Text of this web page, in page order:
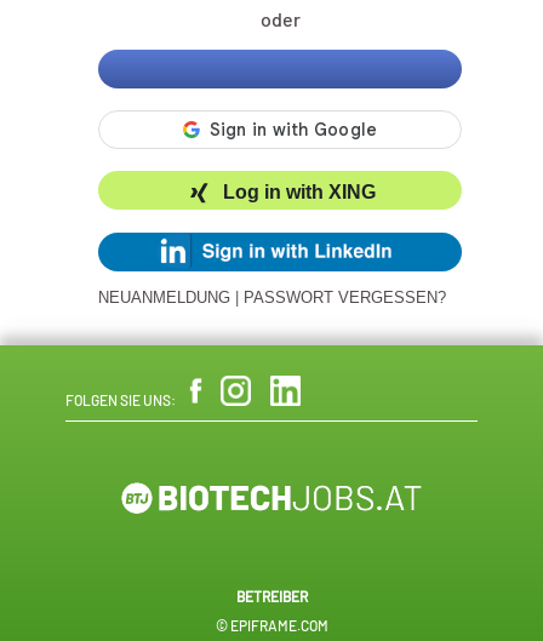
oder
Log in with XING
NEUANMELDUNG PASSWORT VERGESSEN?
FOLGEN SIE UNS:
BETREIBER
© EPIFRAME.COM